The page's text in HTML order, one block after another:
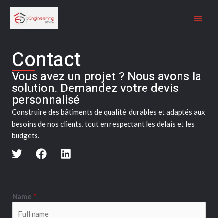
Aller
contenu
Contact
Vous avez un projet ? Nous avons la
solution. Demandez votre devis
personnalisé
Construire des bâtiments de qualité, durables et adaptés aux
besoins de nos clients, tout en respectant les délais et les
budgets.
T
t
e
F
o
L
d
Name *